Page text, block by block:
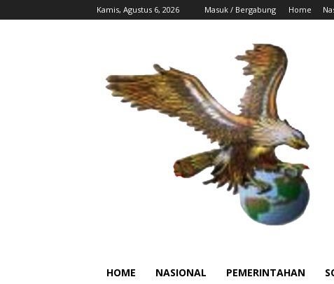
Kamis, Agustus 6, 2026 Masuk / Bergabung Home
HOME NASIONAL PEMERINTAHAN